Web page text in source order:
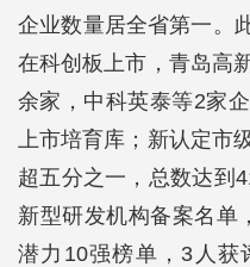
企业数量居全省第一。
在科创板上市，青岛高
余家，中科英泰等2家
上市培育库；新认定市
超五分之一，总数达到
新型研发机构备案名单
潜力10强榜单，3人获